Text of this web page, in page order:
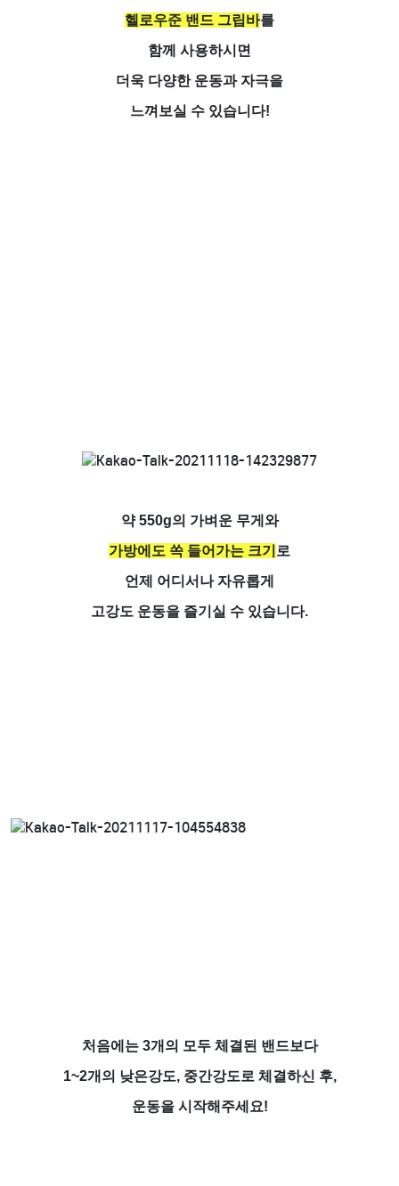
헬로우준 밴드 그립바를
함께 사용하시면
더욱 다양한 운동과 자극을
느껴보실 수 있습니다!
약 550g의 가벼운 무게와
가방에도 쏙 들어가는 크기 로
언제 어디서나 자유롭게
고강도 운동을 즐기실 수 있습니다.
처음에는 3개의 모두 체결된 밴드보다
1~2개의 낮은강도, 중간강도로 체결하신 후,
운동을 시작해주세요!